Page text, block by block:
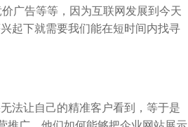
广告等等，因为互联网发展到今天
起下就需要我们能在短时间内找寻
法让自己的精准客户看到，等于是